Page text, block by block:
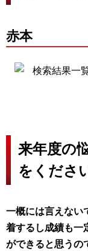
赤本
来年度の
をくださ
一概には言えない
着するし成績も一
ができると思うの